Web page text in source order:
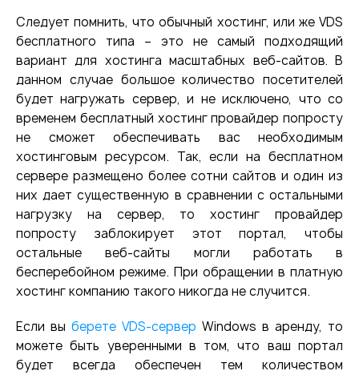
Следует помнить, что обычный хостинг, или же VDS
бесплатного типа – это не самый подходящий
вариант для хостинга масштабных веб-сайтов. В
данном случае большое количество посетителей
будет нагружать сервер, и не исключено, что со
временем бесплатный хостинг провайдер попросту
не сможет обеспечивать вас необходимым
хостинговым ресурсом. Так, если на бесплатном
сервере размещено более сотни сайтов и один из
них дает существенную в сравнении с остальными
нагрузку на сервер, то хостинг провайдер
попросту заблокирует этот портал, чтобы
остальные веб-сайты могли работать в
бесперебойном режиме. При обращении в платную
хостинг компанию такого никогда не случится.
Если вы берете VDS-сервер Windows в аренду, то
можете быть уверенными в том, что ваш портал
будет всегда обеспечен тем количеством